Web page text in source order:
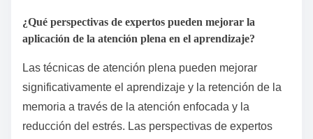
¿Qué perspectivas de expertos pueden mejorar la
aplicación de la atención plena en el aprendizaje?
Las técnicas de atención plena pueden mejorar
significativamente el aprendizaje y la retención de la
memoria a través de la atención enfocada y la
reducción del estrés. Las perspectivas de expertos